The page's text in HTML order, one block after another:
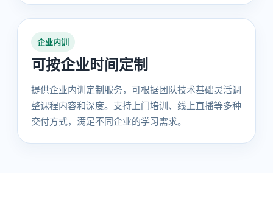
企业内训
可按企业时间定制
提供企业内训定制服务，可根据团队技术基础灵活调
整课程内容和深度。支持上门培训、线上直播等多种
交付方式，满足不同企业的学习需求。